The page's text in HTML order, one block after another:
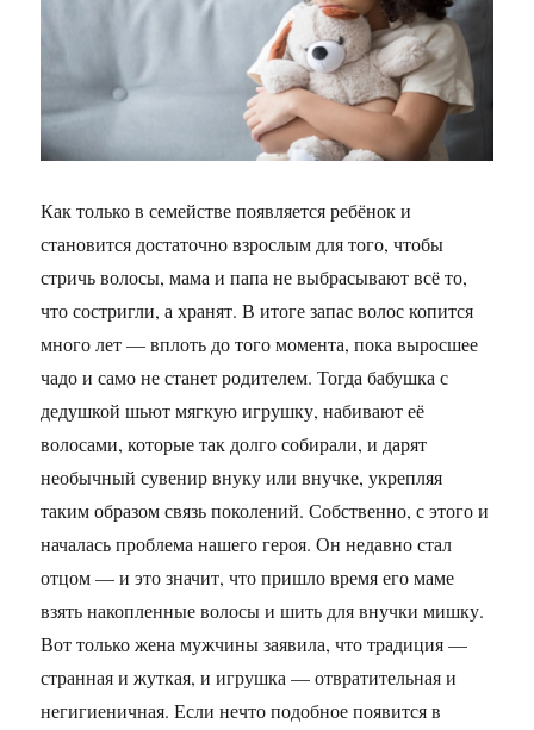
Как только в семействе появляется ребёнок и
становится достаточно взрослым для того, чтобы
стричь волосы, мама и папа не выбрасывают всё то,
что состригли, а хранят. В итоге запас волос копится
много лет — вплоть до того момента, пока выросшее
чадо и само не станет родителем. Тогда бабушка с
дедушкой шьют мягкую игрушку, набивают её
волосами, которые так долго собирали, и дарят
необычный сувенир внуку или внучке, укрепляя
таким образом связь поколений. Собственно, с этого и
началась проблема нашего героя. Он недавно стал
отцом — и это значит, что пришло время его маме
взять накопленные волосы и шить для внучки мишку.
Вот только жена мужчины заявила, что традиция —
странная и жуткая, и игрушка — отвратительная и
негигиеничная. Если нечто подобное появится в